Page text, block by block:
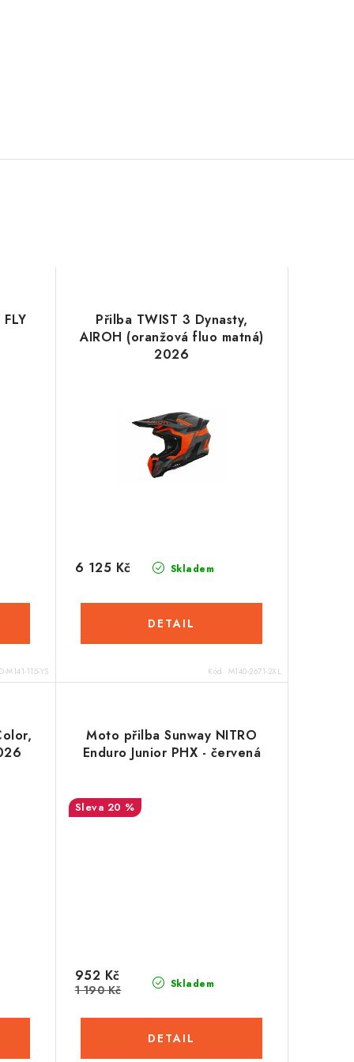
M141-115-YS
Přilba TWIST 3 Dynasty,
AIROH (oranžová fluo matná)
2026
Skladem
6 125 Kč
Kód: M140-2671-2XL
Moto přilba Sunway NITRO
Enduro Junior PHX - červená
20 %
Skladem
952 Kč
1 190 Kč